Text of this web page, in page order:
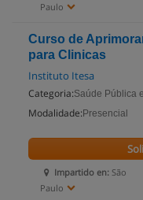
Paulo
Curso de
para Clinicas
Instituto Itesa
Categoria:Saúde Pública
Modalidade: Presencial
Impartido en: São
Paulo